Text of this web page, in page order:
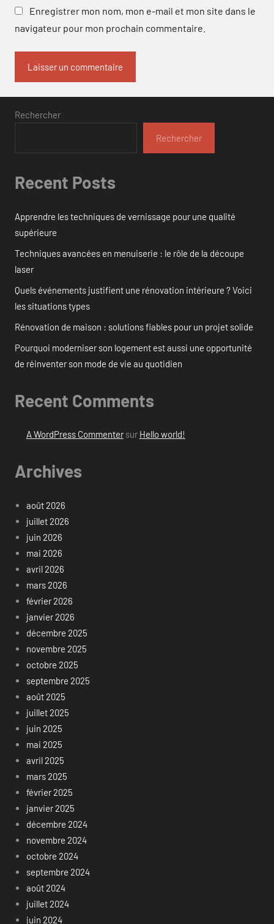
Enregistrer mon nom, mon e-mail et mon site dans le
navigateur pour mon prochain commentaire.
Rechercher
Rechercher
Recent Posts
Apprendre les techniques de vernissage pour une qualité
supérieure
Techniques avancées en menuiserie : le rôle de la découpe
laser
Quels événements justifient une rénovation intérieure ? Voici
les situations types
Rénovation de maison : solutions fiables pour un projet solide
Pourquoi moderniser son logement est aussi une opportunité
de réinventer son mode de vie au quotidien
Recent Comments
A WordPress Commentersur Hello world!
Archives
août 2026
juillet 2026
juin 2026
mai 2026
avril 2026
mars 2026
février 2026
janvier 2026
décembre 2025
novembre 2025
octobre 2025
septembre 2025
août 2025
juillet 2025
juin 2025
mai 2025
avril 2025
mars 2025
février 2025
janvier 2025
décembre 2024
novembre 2024
octobre 2024
septembre 2024
août 2024
juillet 2024
juin 2024